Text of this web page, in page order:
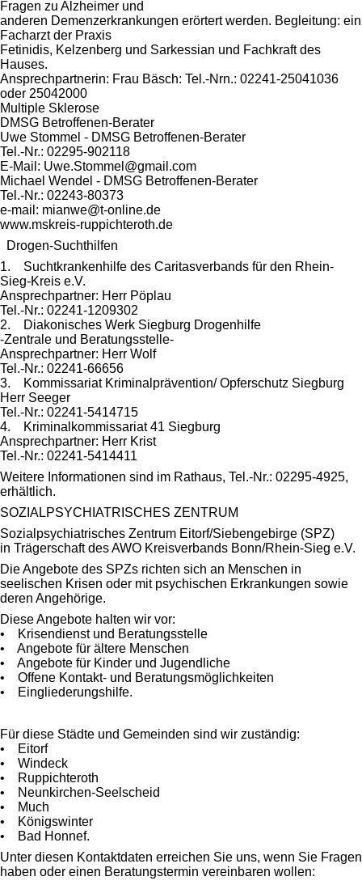
Fragen zu Alzheimer und
anderen Demenzerkrankungen erörtert werden. Begleitung: ein
Facharzt der Praxis
Fetinidis, Kelzenberg und Sarkessian und Fachkraft des
Hauses.
Ansprechpartnerin: Frau Bäsch: Tel.-Nrn.: 02241-25041036
oder 25042000
Multiple Sklerose
DMSG Betroffenen-Berater
Uwe Stommel - DMSG Betroffenen-Berater
Tel.-Nr.: 02295-902118
E-Mail: Uwe.Stommel@gmail.com
Michael Wendel - DMSG Betroffenen-Berater
Tel.-Nr.: 02243-80373
e-mail: mianwe@t-online.de
www.mskreis-ruppichteroth.de
Drogen-Suchthilfen
1. Suchtkrankenhilfe des Caritasverbands für den Rhein-
Sieg-Kreis e.V.
Ansprechpartner: Herr Pöplau
Tel.-Nr.: 02241-1209302
2. Diakonisches Werk Siegburg Drogenhilfe
-Zentrale und Beratungsstelle-
Ansprechpartner: Herr Wolf
Tel.-Nr.: 02241-66656
3. Kommissariat Kriminalprävention/ Opferschutz Siegburg
Herr Seeger
Tel.-Nr.: 02241-5414715
4. Kriminalkommissariat 41 Siegburg
Ansprechpartner: Herr Krist
Tel.-Nr.: 02241-5414411
Weitere Informationen sind im Rathaus, Tel.-Nr.: 02295-4925,
erhältlich.
SOZIALPSYCHIATRISCHES ZENTRUM
Sozialpsychiatrisches Zentrum Eitorf/Siebengebirge (SPZ)
in Trägerschaft des AWO Kreisverbands Bonn/Rhein-Sieg e.V.
Die Angebote des SPZs richten sich an Menschen in
seelischen Krisen oder mit psychischen Erkrankungen sowie
deren Angehörige.
Diese Angebote halten wir vor:
• Krisendienst und Beratungsstelle
• Angebote für ältere Menschen
• Angebote für Kinder und Jugendliche
• Offene Kontakt- und Beratungsmöglichkeiten
• Eingliederungshilfe.
Für diese Städte und Gemeinden sind wir zuständig:
• Eitorf
• Windeck
• Ruppichteroth
• Neunkirchen-Seelscheid
• Much
• Königswinter
• Bad Honnef.
Unter diesen Kontaktdaten erreichen Sie uns, wenn Sie Fragen
haben oder einen Beratungstermin vereinbaren wollen: